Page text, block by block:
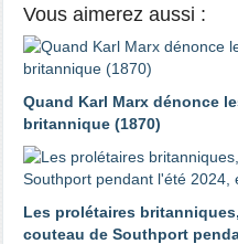
Vous aimerez aussi :
Quand Karl Marx dénonce
britannique (1870)
Les prolétaires
couteau de Southport